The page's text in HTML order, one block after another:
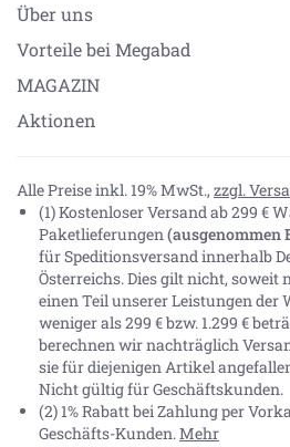
Über uns
Vorteile bei Megabad
MAGAZIN
Aktionen
Alle Preise inkl. 19% MwSt., zzgl.
(1) Kostenloser Versand ab 299 €
Paketlieferungen(ausgenommen
für Speditionsversand innerhalb
Österreichs. Dies gilt nicht,
einen Teil unserer Leistungen
weniger als 299 € bzw. 1.299 €
berechnen wir nachträglich
sie für diejenigen Artikel
Nicht gültig für Geschäftskunden.
(2) 1% Rabatt bei Zahlung per
Geschäfts-Kunden.Mehr